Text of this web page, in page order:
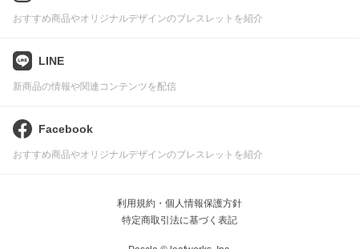
おすすめ商品やオリジナルデザインのブレスレットを紹介
LINE
新商品の情報や関連コンテンツを配信
Facebook
おすすめ商品やオリジナルデザインのブレスレットを紹介
利用規約・個人情報保護方針
特定商取引法に基づく表記